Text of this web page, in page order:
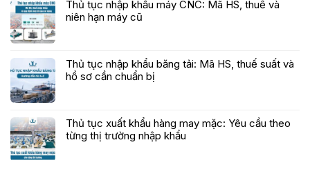
Thủ tục nhập khẩu máy CNC: Mã HS, thuế và
niên hạn máy cũ
Thủ tục nhập khẩu băng tải: Mã HS, thuế suất và
hồ sơ cần chuẩn bị
Thủ tục xuất khẩu hàng may mặc: Yêu cầu theo
từng thị trường nhập khẩu